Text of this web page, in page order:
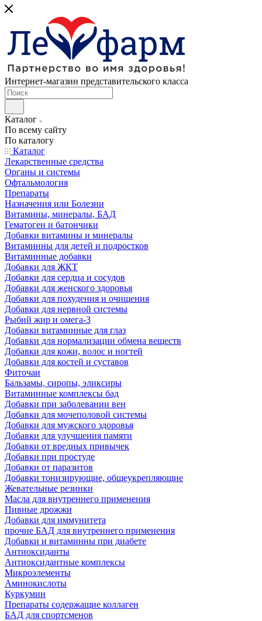
Интернет-магазин представительского класса
Каталог
По всему сайту
По каталогу
Каталог
Лекарственные средства
Органы и системы
Офтальмология
Препараты
Назначения или Болезни
Витамины, минералы, БАД
Гематоген и батончики
Добавки витамины и минералы
Витаминны для детей и подростков
Витаминные добавки
Добавки для ЖКТ
Добавки для сердца и сосудов
Добавки для женского здоровья
Добавки для похудения и очищения
Добавки для нервной системы
Рыбий жир и омега-3
Добавки витаминные для глаз
Добавки для нормализации обмена веществ
Добавки для кожи, волос и ногтей
Добавки для костей и суставов
Фиточаи
Бальзамы, сиропы, эликсиры
Витаминные комплексы бад
Добавки при заболевании вен
Добавки для мочеполовой системы
Добавки для мужского здоровья
Добавки для улучшения памяти
Добавки от вредных привычек
Добавки при простуде
Добавки от паразитов
Добавки тонизирующие, общеукрепляющие
Жевательные резинки
Масла для внутреннего применения
Пивные дрожжи
Добавки для иммунитета
прочие БАД для внутреннего применения
Добавки и витаминны при диабете
Антиоксиданты
Антиоксидантные комплексы
Микроэлементы
Аминокислоты
Куркумин
Препараты содержащие коллаген
БАД для спортсменов